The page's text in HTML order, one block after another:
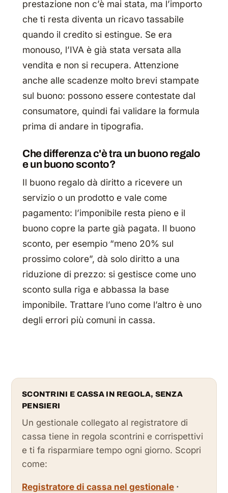
prestazione non c’è mai stata, ma l’importo
che ti resta diventa un ricavo tassabile
quando il credito si estingue. Se era
monouso, l’IVA è già stata versata alla
vendita e non si recupera. Attenzione
anche alle scadenze molto brevi stampate
sul buono: possono essere contestate dal
consumatore, quindi fai validare la formula
prima di andare in tipografia.
Che differenza c'è tra un buono regalo
e un buono sconto?
Il buono regalo dà diritto a ricevere un
servizio o un prodotto e vale come
pagamento: l’imponibile resta pieno e il
buono copre la parte già pagata. Il buono
sconto, per esempio “meno 20% sul
prossimo colore”, dà solo diritto a una
riduzione di prezzo: si gestisce come uno
sconto sulla riga e abbassa la base
imponibile. Trattare l’uno come l’altro è uno
degli errori più comuni in cassa.
SCONTRINI E CASSA IN REGOLA, SENZA
PENSIERI
Un gestionale collegato al registratore di
cassa tiene in regola scontrini e corrispettivi
e ti fa risparmiare tempo ogni giorno. Scopri
come:
Registratore di cassa nel gestionale ·